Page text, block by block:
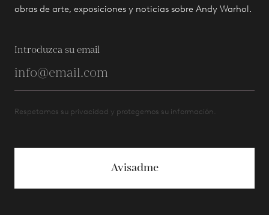
obras de arte, exposiciones y noticias sobre Andy Warhol.
Introduzca su email
Respetamos su privacidad y protegemos su información.
Avisadme